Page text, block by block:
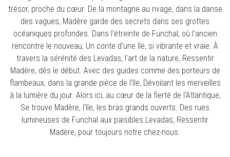
trésor, proche du cœur. De la montagne au rivage, dans la danse
des vagues, Madère garde des secrets dans ses grottes
océaniques profondes. Dans l'étreinte de Funchal, où l'ancien
rencontre le nouveau, Un conte d'une île, si vibrante et vraie. À
travers la sérénité des Levadas, l'art de la nature, Ressentir
Madère, dès le début. Avec des guides comme des porteurs de
flambeaux, dans la grande pièce de l'île, Dévoilant les merveilles
à la lumière du jour. Alors ici, au cœur de la fierté de l'Atlantique,
Se trouve Madère, l'île, les bras grands ouverts. Des rues
lumineuses de Funchal aux paisibles Levadas, Ressentir
Madère, pour toujours notre chez-nous.